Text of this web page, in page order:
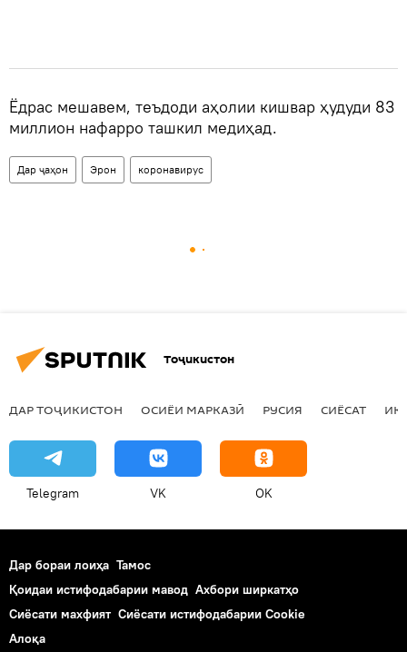
Ёдрас мешавем, теъдоди аҳолии кишвар ҳудуди 83
миллион нафарро ташкил медиҳад.
Дар ҷаҳон Эрон коронавирус
Тоҷикистон
ДАР ТОҶИКИСТОН ОСИЁИ МАРКАЗӢ РУСИЯ СИЁСАТ
Telegram VK OK
Дар бораи лоиҳа Тамос
Қоидаи истифодабарии мавод Ахбори ширкатҳо
Сиёсати махфият Сиёсати истифодабарии Cookie
Алоқа